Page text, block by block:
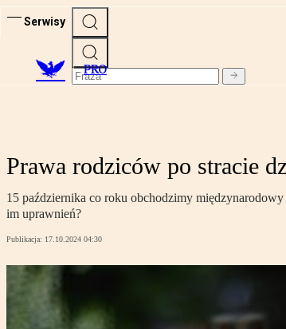
Serwisy
PRO
Prawa rodziców po stracie
15 października co roku obchodzimy
im uprawnień?
Publikacja: 17.10.2024 04:30